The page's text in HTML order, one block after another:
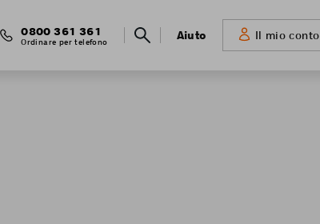
0800 361 361
Ordinare per telefono
navigation
Aiuto Il mio conto